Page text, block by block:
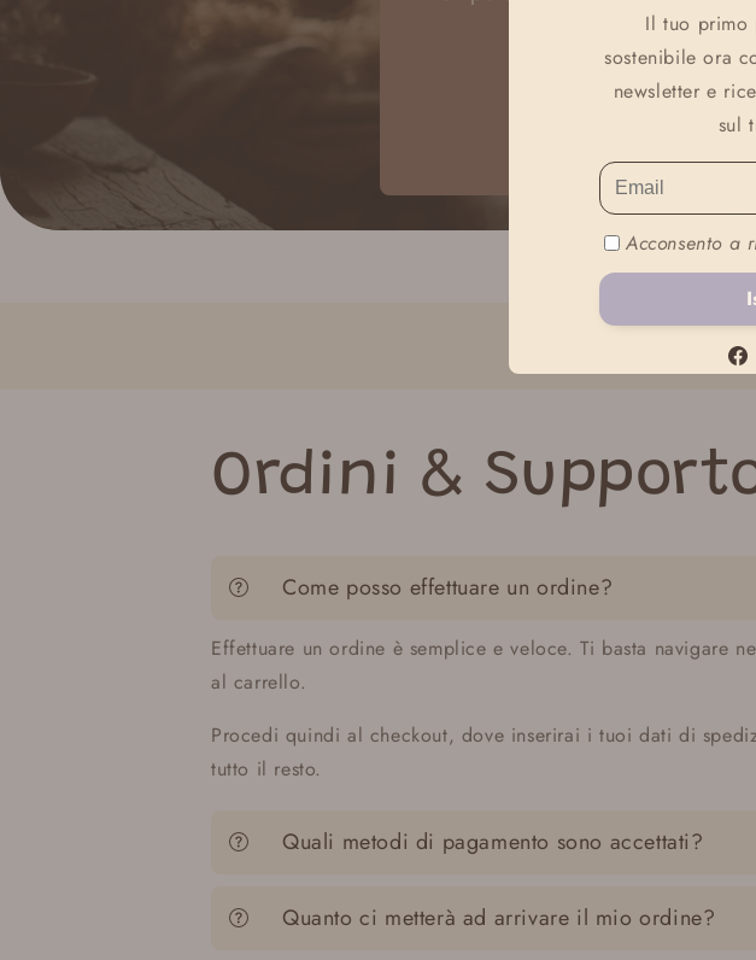
te e il tuo
Ordini &
Come posso effettuare un ordine?
Effettuare un ordine è semplice e veloce. Ti basta navigare
al carrello.
Procedi quindi al checkout, dove inserirai i tuoi dati di
tutto il resto.
Quali metodi di pagamento sono accettati?
Quanto ci metterà ad arrivare il mio ordine?
Il tuo primo
sostenibile ora
newsletter e
sul
Acconsento a